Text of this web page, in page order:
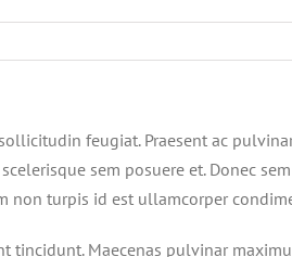
feugiat. Praesent ac
sem posuere et. Donec
non turpis id est ullamcorper
Maecenas pulvinar